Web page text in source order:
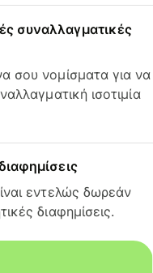
συναλλαγματικές
σου νομίσματα για να
ισοτιμία
εντελώς δωρεάν
διαφημίσεις.